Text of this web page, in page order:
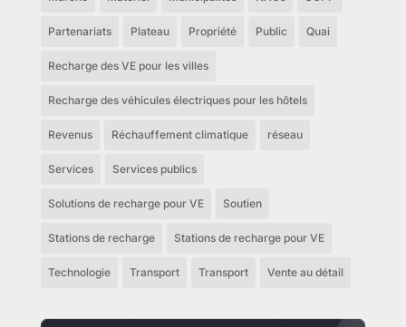
Partenariats Plateau Propriété Public Quai
Recharge des VE pour les villes
Recharge des véhicules électriques pour les hôtels
Revenus Réchauffement climatique réseau
Services Services publics
Solutions de recharge pour VE Soutien
Stations de recharge Stations de recharge pour VE
Technologie Transport Transport Vente au détail